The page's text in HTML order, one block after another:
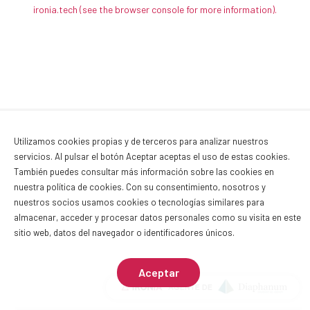
ironia.tech (see the browser console for more information).
Utilizamos cookies propias y de terceros para analizar nuestros
servicios. Al pulsar el botón Aceptar aceptas el uso de estas cookies.
También puedes consultar más información sobre las cookies en
nuestra política de cookies. Con su consentimiento, nosotros y
nuestros socios usamos cookies o tecnologías similares para
almacenar, acceder y procesar datos personales como su visita en este
sitio web, datos del navegador o identificadores únicos.
Aceptar